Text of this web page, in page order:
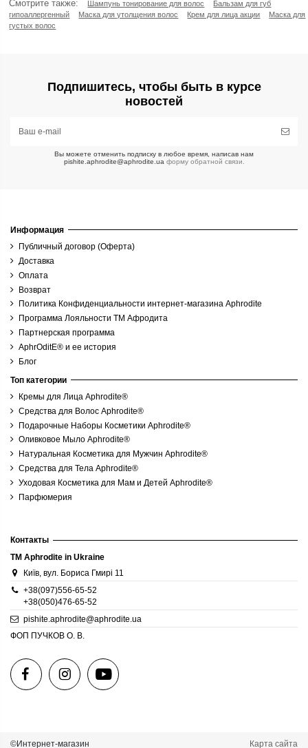
Смотрите также: Шампунь тонирование для волос
Бальзам для губ
гипоаллергенный
Маска для утолщения волос Крем для лица акции
Маска для
густых волос
Подпишитесь, чтобы быть в курсе
новостей
Вы можете отменить подписку в любое время, написав нам
pishite.aphrodite@aphrodite.ua форму обратной связи.
Информация
Публичный договор (Оферта)
Доставка
Оплата
Возврат
Политика Конфиденциальности интернет-магазина Aphrodite
Программа Лояльности ТМ Афродита
Партнерская программа
AphrOditE® и ее история
Блог
Топ категории
Кремы для Лица Aphrodite®
Средства для Волос Aphrodite®
Подарочные Наборы Косметики Aphrodite®
Оливковое Мыло Aphrodite®
Натуральная Косметика для Мужчин Aphrodite®
Средства для Тела Aphrodite®
Уходовая Косметика для Мам и Детей Aphrodite®
Парфюмерия
Контакты
TM Aphrodite in Ukraine
Київ, вул. Бориса Гмирі 11
+38(097)556-65-52
+38(050)476-65-52
pishite.aphrodite@aphrodite.ua
ФОП ПУЧКОВ О. В.
©Интернет-магазин Карта сайта